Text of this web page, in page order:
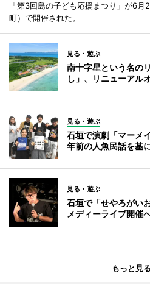
「第3回島の子ども応援まつり」が6
町）で開催された。
見る・遊ぶ
南十字星という名の
し」、リニューアル
見る・遊ぶ
石垣で演劇「マー
年前の人魚民話を基
見る・遊ぶ
石垣で「せやろがい
メディーライブ開催
もっと見る